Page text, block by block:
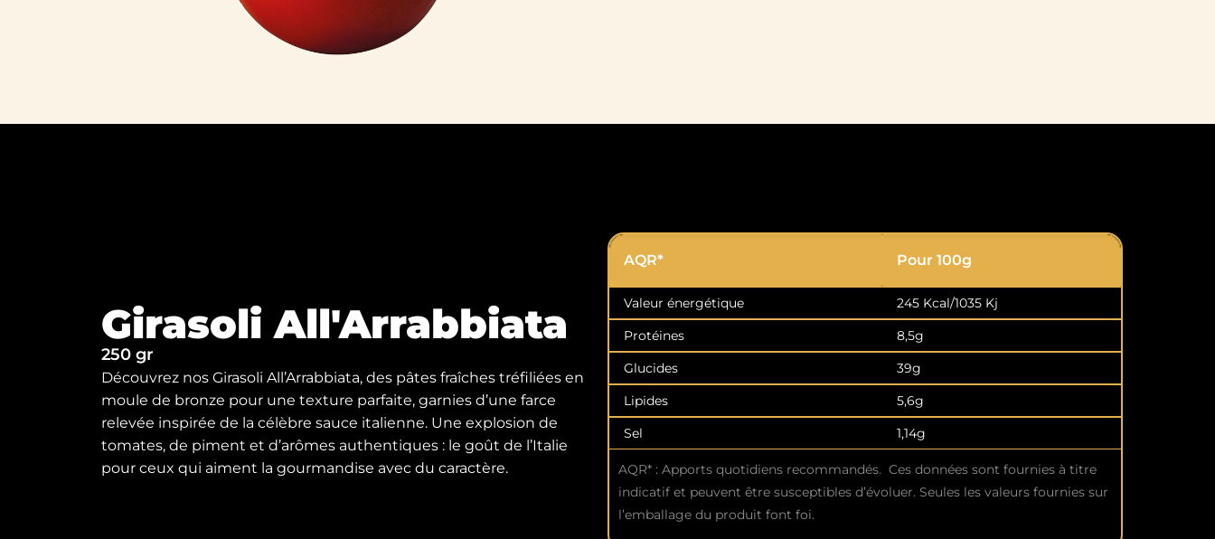
Girasoli All'Arrabbiata
250 gr
Découvrez nos Girasoli All’Arrabbiata, des pâtes fraîches tréfiliées en
moule de bronze pour une texture parfaite, garnies d’une farce
relevée inspirée de la célèbre sauce italienne. Une explosion de
tomates, de piment et d’arômes authentiques : le goût de l’Italie
pour ceux qui aiment la gourmandise avec du caractère.
AQR* Pour 100g
Valeur énergétique
245 Kcal/1035 Kj
Protéines
8,5g
Glucides
39g
Lipides
5,6g
Sel
1,14g
AQR* : Apports quotidiens recommandés. Ces données sont fournies à titre
indicatif et peuvent être susceptibles d’évoluer. Seules les valeurs fournies sur
l’emballage du produit font foi.